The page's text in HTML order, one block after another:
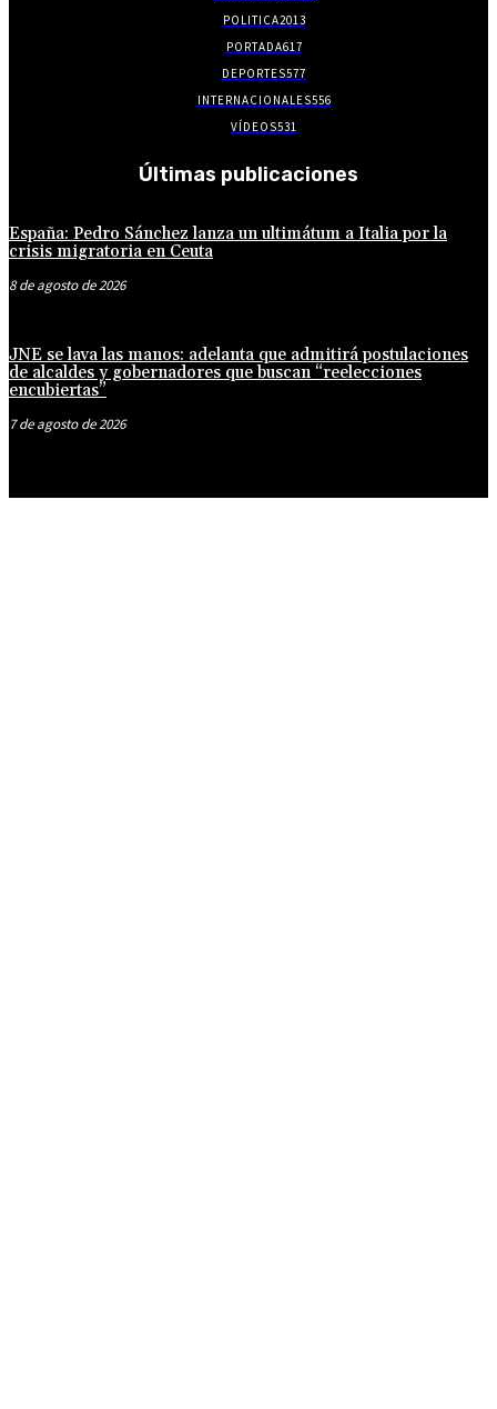
POLITICA2013
PORTADA617
DEPORTES577
INTERNACIONALES556
VÍDEOS531
Últimas publicaciones
España: Pedro Sánchez lanza un ultimátum a Italia por la
crisis migratoria en Ceuta
8 de agosto de 2026
JNE se lava las manos: adelanta que admitirá postulaciones
de alcaldes y gobernadores que buscan “reelecciones
encubiertas”
7 de agosto de 2026